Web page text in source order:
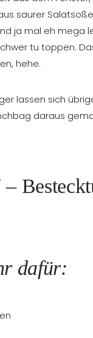
saurer
ja mal eh mega
tu toppen.
hehe.
lassen sich
daraus
dafür: